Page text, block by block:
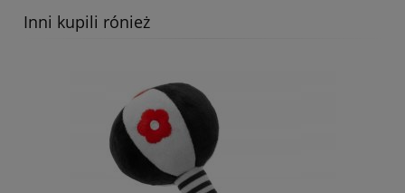
Inni kupili rónież